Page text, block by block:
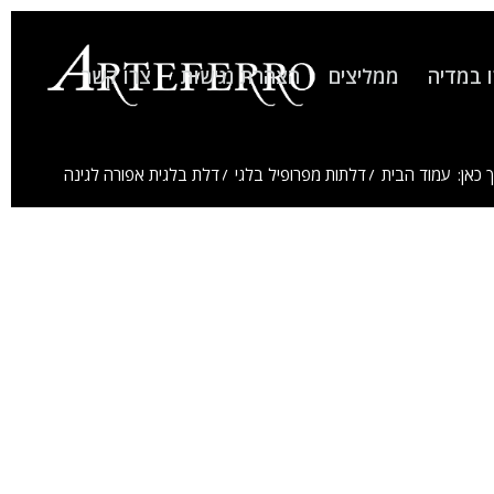
במדיה ממליצים הצהרת נגישות צרו קשר
כאן: עמוד הבית /דלתות מפרופיל בלגי /דלת בלגית אפורה לגינה